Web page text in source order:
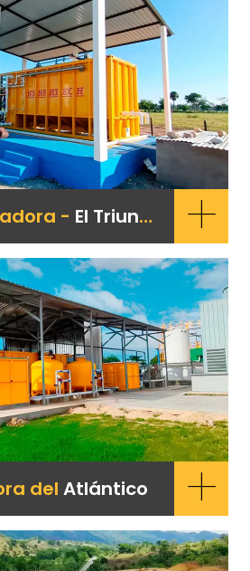
- El Triunfo +
del Atlántico +